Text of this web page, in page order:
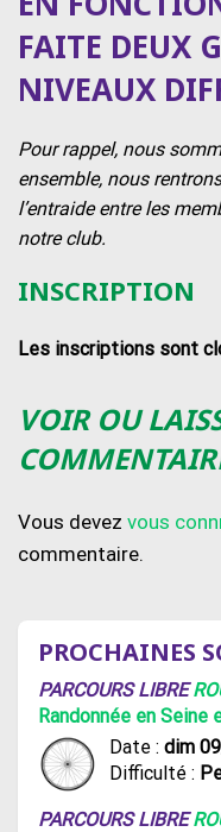
FAITE DEUX
NIVEAUX
Pour rappel, nous
ensemble, nous
l’entraide entre les
notre club.
INSCRIPTION
Les inscriptions sont
VOIR OU
Vous devez vous
commentaire.
PROCHAINES
PARCOURS LIBRE
Randonnée en Seine
Date : dim
Difficulté :
PARCOURS LIBRE